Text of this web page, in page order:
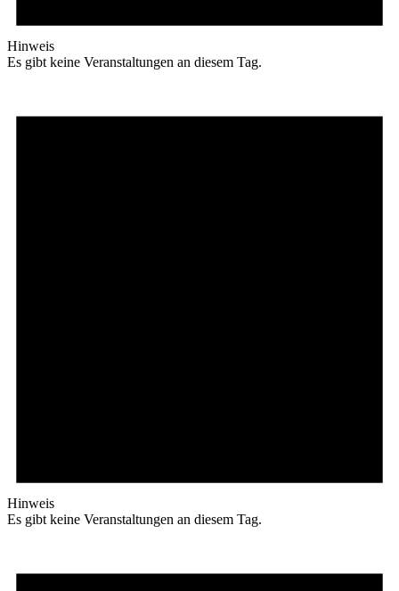
Hinweis
Es gibt keine Veranstaltungen an diesem Tag.
Hinweis
Es gibt keine Veranstaltungen an diesem Tag.